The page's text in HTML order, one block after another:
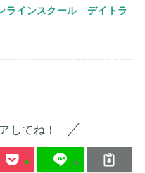
ラインスクール デイトラ
してね！